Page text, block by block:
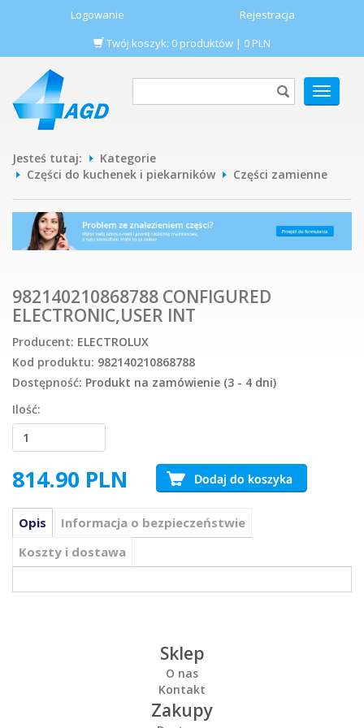
Logowanie
Rejestracja
Twój koszyk: 0 produktów | 0 PLN
POKAŻ
MENU
Jesteś tutaj:
Kategorie
Części do kuchenek i piekarników
Części zamienne
982140210868788 CONFIGURED
ELECTRONIC,USER INT
Producent: ELECTROLUX
Kod produktu: 982140210868788
Dostępność: Produkt na zamówienie (3 - 4 dni)
Ilość:
814.90 PLN
Opis
Informacja o bezpieczeństwie
Koszty i dostawa
Sklep
O nas
Kontakt
Zakupy